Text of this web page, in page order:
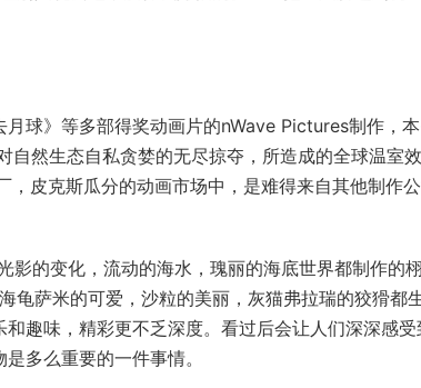
》等多部得奖动画片的nWave Pictures制作，本
然生态自私贪婪的无尽掠夺，所造成的全球温室效
皮克斯瓜分的动画市场中，是难得来自其他制作
的变化，流动的海水，瑰丽的海底世界都制作的
龟萨米的可爱，沙粒的美丽，灰猫弗拉瑞的狡猾都
趣味，精彩更不乏深度。看过后会让人们深深感受
多么重要的一件事情。